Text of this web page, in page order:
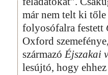
már nem telt ki
folyosófalra festett
Oxford
származóÉjszakai
lesújtó, hogy